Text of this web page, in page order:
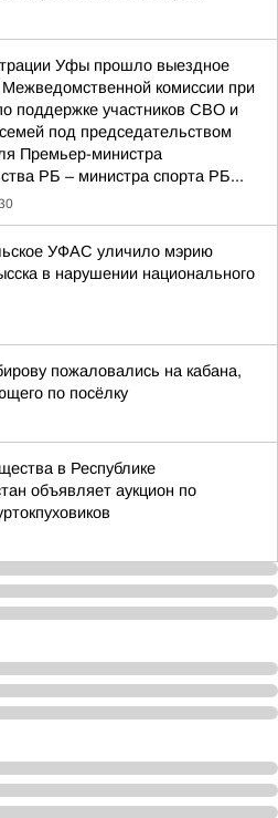
Уфы прошло выездное
комиссии при
поддержке участников СВО и
под председательством
Премьер-министра
РБ – министра спорта РБ...
УФАС уличило мэрию
в нарушении национального
пожаловались на кабана,
по посёлку
в Республике
объявляет аукцион по